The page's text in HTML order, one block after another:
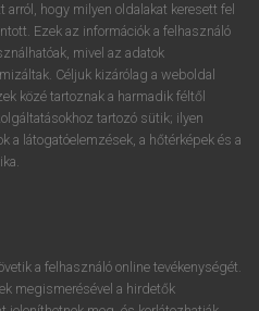
arrow_forward_ios
arról, hogy milyen oldalakat keresett fel
Ezek az információk a felhasználó
mivel az adatok
Céljuk kizárólag a weboldal
közé tartoznak a harmadik féltől
tartozó sütik; ilyen
a látogatóelemzések, a hőtérképek és a
a felhasználó online tevékenységét.
megismerésével a hirdetők